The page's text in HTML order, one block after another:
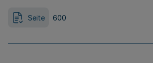
Seite 600